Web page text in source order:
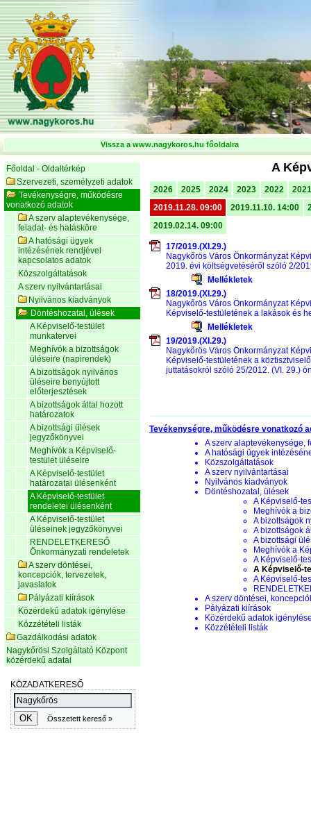
Vissza a www.nagykoros.hu főoldalra
Főoldal - Oldaltérkép
Szervezeti, személyzeti adatok
Tevékenységre, működésre
vonatkozó adatok
A szerv alaptevékenysége,
feladat- és hatásköre
A hatósági ügyek
intézésének rendjével
kapcsolatos adatok
Közszolgáltatások
A szerv nyilvántartásai
Nyilvános kiadványok
Döntéshozatal, ülések
A Képviselő-testület
munkatervei
Meghívók a bizottságok
üléseire (napirendek)
A bizottságok nyilvános
üléseire benyújtott
előterjesztések
A bizottságok által hozott
határozatok
A bizottsági ülések
jegyzőkönyvei
Meghívók a Képviselő-
testület üléseire
A Képviselő-testület
határozatai ülésenként
A Képviselő-testület
rendeletei ülésenként
A Képviselő-testület
üléseinek jegyzőkönyvei
RENDELETKERESŐ
Önkormányzati rendeletek
A szerv döntései,
koncepciók, tervezetek,
javaslatok
Pályázati kiírások
Közérdekű adatok igénylése
Közzétételi listák
Gazdálkodási adatok
Nagykőrösi Szolgáltató Központ
közérdekű adatai
A
2026 2025 2024 2023 2022
2021
2019.11.28. 09:00
2019.11.10. 14:00
2019.02.14. 09:00
17/2019.(XI.29.)
Nagykőrös Város Önkormányzat
2019. évi költségvetéséről szóló 2/
Mellékletek
18/2019.(XI.29.)
Nagykőrös Város Önkormányzat
Képviselő-testületének a lakások és
Mellékletek
19/2019.(XI.29.)
Nagykőrös Város Önkormányzat
Képviselő-testületének a
juttatásokról szóló 25/2012. (VI. 29.)
Tevékenységre, működésre vonatkozó
A szerv alaptevékenysége,
A hatósági ügyek
Közszolgáltatások
A szerv nyilvántartásai
Nyilvános kiadványok
Döntéshozatal, ülések
A Képviselő-
Meghívók a
A bizottságok
A bizottságok
A bizottsági
Meghívók a
A Képviselő-
A Képviselő-
A Képviselő-
A szerv döntései,
Pályázati kiírások
Közérdekű adatok
Közzétételi listák